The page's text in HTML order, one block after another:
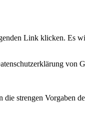
Link klicken. Es
von
strengen